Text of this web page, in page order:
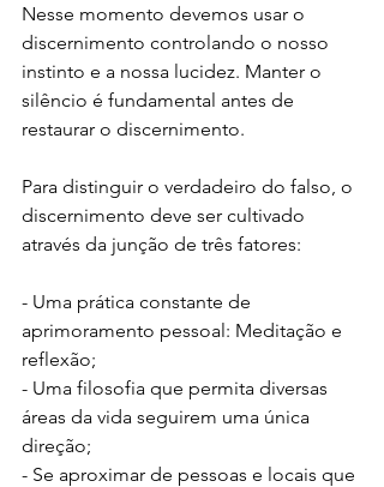
Nesse momento devemos usar o
discernimento controlando o nosso
instinto e a nossa lucidez. Manter o
silêncio é fundamental antes de
restaurar o discernimento.
Para distinguir o verdadeiro do falso, o
discernimento deve ser cultivado
através da junção de três fatores:
- Uma prática constante de
aprimoramento pessoal: Meditação e
reflexão;
- Uma filosofia que permita diversas
áreas da vida seguirem uma única
direção;
- Se aproximar de pessoas e locais que